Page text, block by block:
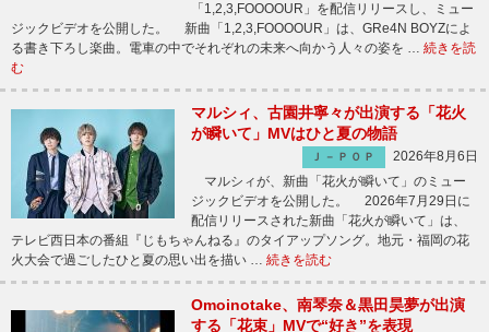
「1,2,3,FOOOOUR」を配信リリースし、ミュー
ジックビデオを公開した。 新曲「1,2,3,FOOOOUR」は、GRe4N BOYZによ
る書き下ろし楽曲。電車の中でそれぞれの未来へ向かう人々の姿を … 続きを読
む
マルシィ、古園井寧々が出演する「花火
が瞬いて」MVはひと夏の物語
Ｊ－ＰＯＰ
2026年8月6日
マルシィが、新曲「花火が瞬いて」のミュー
ジックビデオを公開した。 2026年7月29日に
配信リリースされた新曲「花火が瞬いて」は、
テレビ西日本の番組『じもちゃんねる』のタイアップソング。地元・福岡の花
火大会で過ごしたひと夏の思い出を描い … 続きを読む
Omoinotake、南琴奈＆黒田昊夢が出演
する「花束」MVで“好き”を表現